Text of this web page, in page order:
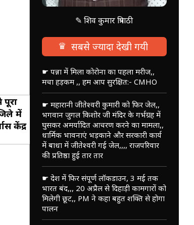
में
केंद्र
✎ शिव कुमार त्रिपाठी
♛ सबसे ज्यादा देखी गयी
☛ पन्ना में मिला कोरोना का पहला मरीज,,
मचा हड़कम ,, हम आप सुरक्षित:- CMHO
☛ महारानी जीतेश्वरी कुमारी को फिर जेल,,
भगवान जुगल किशोर जी मंदिर के गर्भग्रह में
घुसकर अमर्यादित आचरण करने का मामला,,
धार्मिक भावनाएं भड़काने और सरकारी कार्य
में बाधा में जीतेश्वरी गई जेल,,,, राजपरिवार
की प्रतिष्ठा हुई तार तार
☛ देश में फिर संपूर्ण लॉकडाउन, 3 मई तक
भारत बंद,,, 20 अप्रैल से दिहाड़ी कामगारों को
मिलेगी छूट,, PM ने कहा बहुत शक्ति से होगा
पालन